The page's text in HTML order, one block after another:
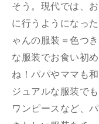
そう。現代では、
に行うようになっ
ゃんの服装＝色つ
な服装でお食い初
ね！パパやママも
ジュアルな服装で
ワンピースなど、